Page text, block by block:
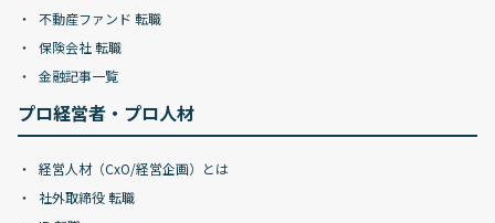
不動産ファンド 転職
保険会社 転職
金融記事一覧
プロ経営者・プロ人材
経営人材（CxO/経営企画）とは
社外取締役 転職